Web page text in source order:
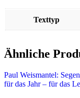
Texttyp
Ähnliche
Paul Weismantel:
für das Jahr – für das